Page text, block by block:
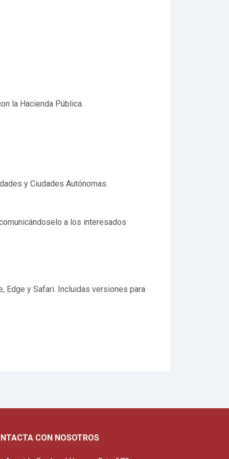
la Hacienda Pública.
y Ciudades Autónomas.
a los interesados
Edge y Safari. Incluidas versiones para
CON NOSOTROS